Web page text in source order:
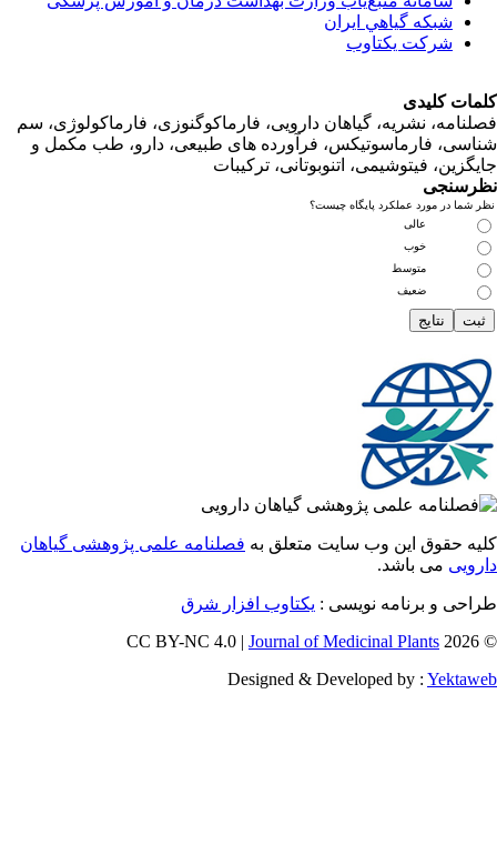
شبكه گياهي ايران
شرکت یکتاوب
کلیدی
نشریه، گیاهان دارویی، فارماکوگنوزی، فارماکولوژی، سم
فارماسوتیکس، فرآورده های طبیعی، دارو، طب مکمل و
فیتوشیمی، اتنوبوتانی، ترکیبات
در مورد عملکرد پایگاه چیست؟
متوسط
ضعیف
حقوق این وب سایت متعلق بهفصلنامه علمی پژوهشی گیاهان
می باشد.
و برنامه نویسی :یکتاوب افزار شرق
Journal of Medicinal Plants
Designed & Developed by :